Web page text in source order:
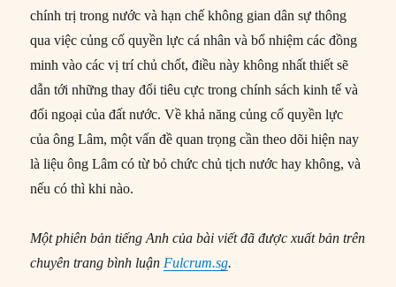
chính trị trong nước và hạn chế không gian dân sự thông
qua việc củng cố quyền lực cá nhân và bổ nhiệm các đồng
minh vào các vị trí chủ chốt, điều này không nhất thiết sẽ
dẫn tới những thay đổi tiêu cực trong chính sách kinh tế và
đối ngoại của đất nước. Về khả năng củng cố quyền lực
của ông Lâm, một vấn đề quan trọng cần theo dõi hiện nay
là liệu ông Lâm có từ bỏ chức chủ tịch nước hay không, và
nếu có thì khi nào.
Một phiên bản tiếng Anh của bài viết đã được xuất bản trên
chuyên trang bình luận Fulcrum.sg.